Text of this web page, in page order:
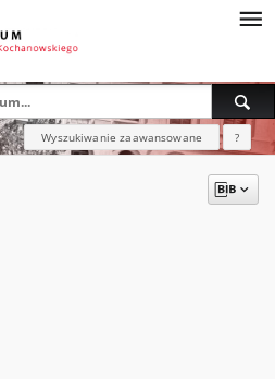
Wyszukiwanie zaawansowane ?